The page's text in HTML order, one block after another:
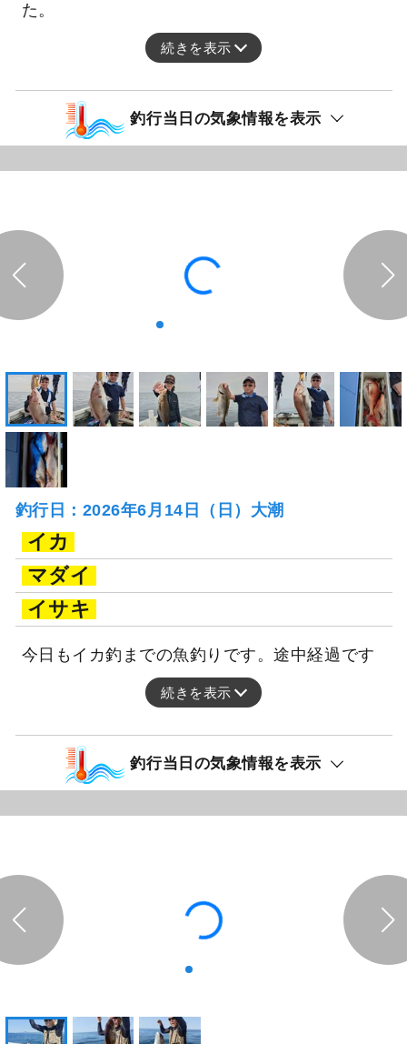
た。
続きを表示
釣行当日の気象情報を表示
釣行日：2026年6月14日（日）大潮
イカ
マダイ
イサキ
今日もイカ釣までの魚釣りです。途中経過です
続きを表示
釣行当日の気象情報を表示